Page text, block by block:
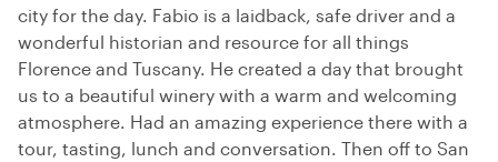
city for the day. Fabio is a laidback, safe driver and a
wonderful historian and resource for all things
Florence and Tuscany. He created a day that brought
us to a beautiful winery with a warm and welcoming
atmosphere. Had an amazing experience there with a
tour, tasting, lunch and conversation. Then off to San